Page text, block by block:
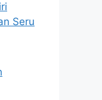
Seru